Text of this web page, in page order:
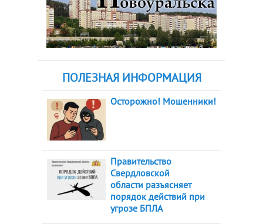
ПОЛЕЗНАЯ ИНФОРМАЦИЯ
Осторожно! Мошенники!
Правительство
Свердловской
области разъясняет
порядок действий при
угрозе БПЛА